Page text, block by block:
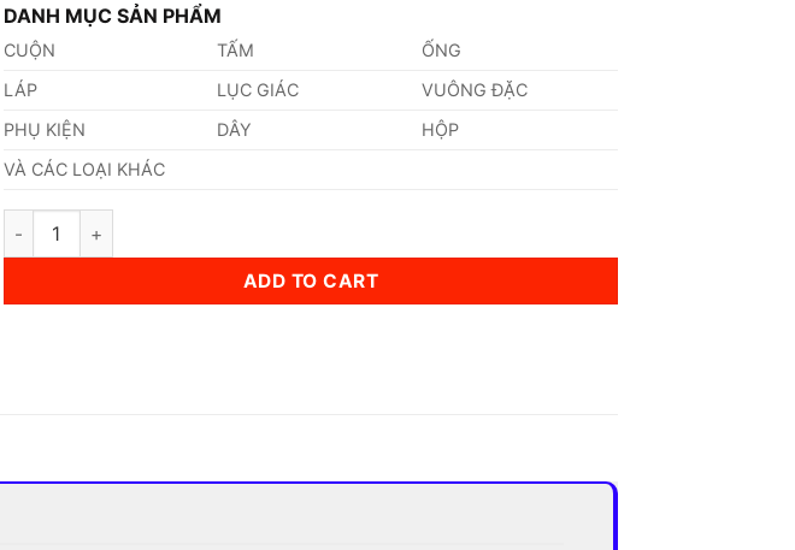
DANH MỤC SẢN PHẨM
CUỘN TẤM
ỐNG
LÁP
LỤC GIÁC
VUÔNG ĐẶC
PHỤ KIỆN
DÂY
HỘP
VÀ CÁC LOẠI KHÁC
Ống Inox (323,8 x 22 x 6000)mm quantity
ADD TO CART